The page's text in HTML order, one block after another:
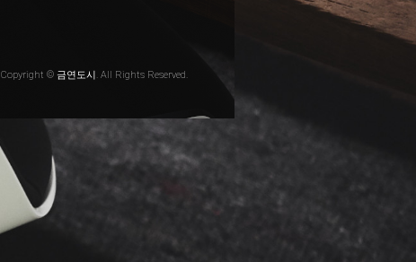
Copyright © 금연도시. All Rights Reserved.